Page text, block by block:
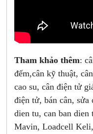
Tham khảo thêm:
đếm,cân kỹ thuật,
cao su, cân điện tử
điện tử, bán cân, sửa
dien tu, can ban dien
Mavin, Loadcell